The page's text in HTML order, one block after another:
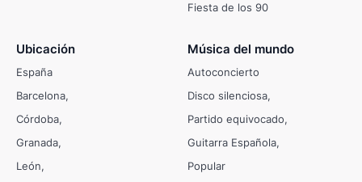
Fiesta de los 90
Ubicación
España
Barcelona
Córdoba
Granada
León
Música del mundo
Autoconcierto
Disco silenciosa
Partido equivocado
Guitarra Española
Popular